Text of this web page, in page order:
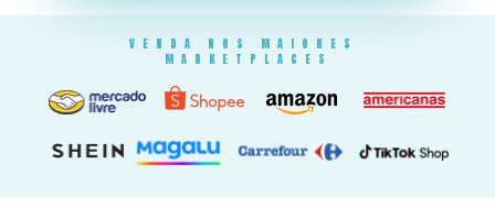
VENDA NOS MAIORES
MARKETPLACES